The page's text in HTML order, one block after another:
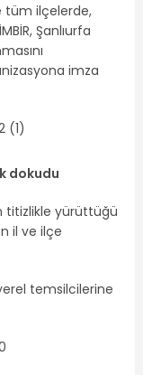
tüm ilçelerde,
Şanlıurfa
imza
dokudu
titizlikle yürüttüğü
il ve ilçe
temsilcilerine